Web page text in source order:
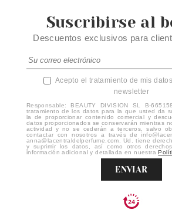
Suscribirse al
Descuentos exclusivos para
Acepto el tratamiento de mis
newsletter
Responsable: BEAUTY DIVISION SL B-
tratamiento de los datos para la que usted da
la de proporcionar contenido comercial y
datos proporcionados se conservarán mientras
actividad y no se cederán a terceros, salvo
contactar con nosotros a través de
anna@lacentraldelperfume.com. Ud. tiene
y suprimir los datos, así como otros
información adicional y detallada en nuestra
ENVIAR